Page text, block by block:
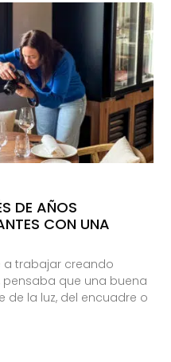
DE AÑOS
CON UNA
a trabajar creando
que una buena
la luz, del encuadre o